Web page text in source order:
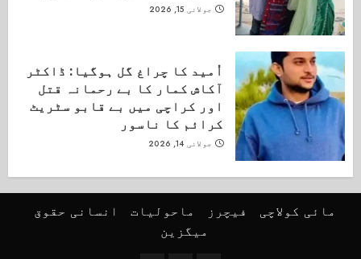
جولائی 15, 2026
اُمید کا چراغ گل ہوگیا: ڈاکٹر
آکاش کمار کا بے رحمانہ قتل
اور کراچی میں بے قابو سٹریٹ
کرائم کا ناسور
جولائی 14, 2026
مائی کولاچی فیچرز ماحولیات
انسانی حقوق
میگزین